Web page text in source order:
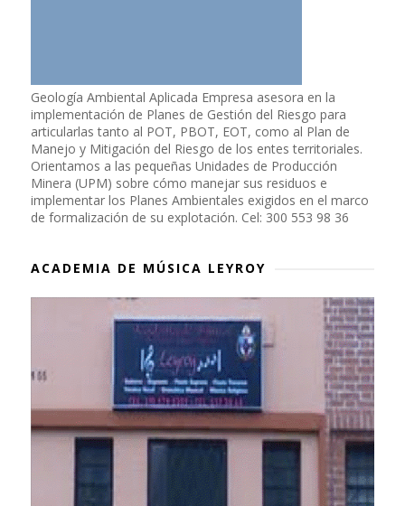
Geología Ambiental Aplicada Empresa asesora en la
implementación de Planes de Gestión del Riesgo para
articularlas tanto al POT, PBOT, EOT, como al Plan de
Manejo y Mitigación del Riesgo de los entes territoriales.
Orientamos a las pequeñas Unidades de Producción
Minera (UPM) sobre cómo manejar sus residuos e
implementar los Planes Ambientales exigidos en el marco
de formalización de su explotación. Cel: 300 553 98 36
ACADEMIA DE MÚSICA LEYROY